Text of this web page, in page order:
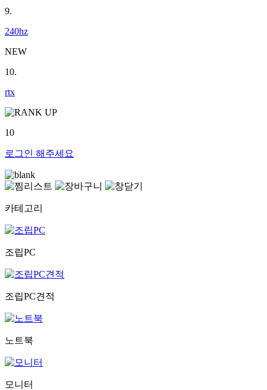
9.
240hz
NEW
10.
rtx
10
로그인 해주세요
카테고리
조립PC
조립PC견적
노트북
모니터